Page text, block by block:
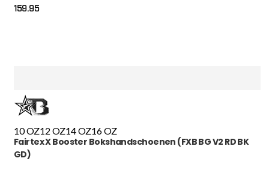
159.95
10 OZ12 OZ14 OZ16 OZ
Fairtex X Booster Bokshandschoenen (FXB BG V2 RD BK
GD)